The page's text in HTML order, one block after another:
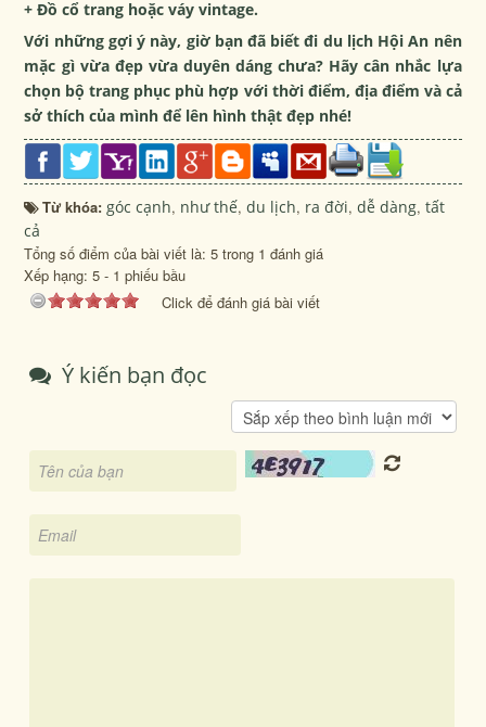
+ Đồ cổ trang hoặc váy vintage.
Với những gợi ý này, giờ bạn đã biết đi du lịch Hội An nên
mặc gì vừa đẹp vừa duyên dáng chưa? Hãy cân nhắc lựa
chọn bộ trang phục phù hợp với thời điểm, địa điểm và cả
sở thích của mình để lên hình thật đẹp nhé!
Từ khóa: góc cạnh, như thế,du lịch, ra đời,dễ dàng,tất
cả
Tổng số điểm của bài viết là: 5 trong 1 đánh giá
Xếp hạng:5 - 1 phiếu bầu
Click để đánh giá bài viết
Ý kiến bạn đọc